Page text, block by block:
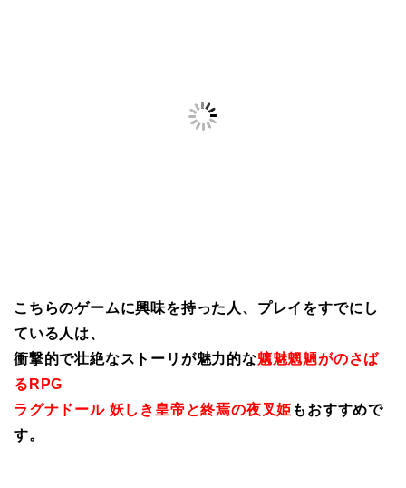
こちらのゲームに興味を持った人、プレイをすでにし
ている人は、
衝撃的で壮絶なストーリが魅力的な魑魅魍魎がのさば
るRPG
ラグナドール 妖しき皇帝と終焉の夜叉姫 もおすすめで
す。